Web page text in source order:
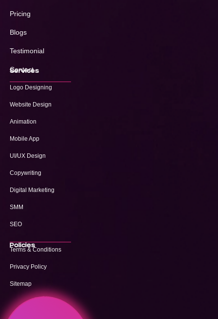
Pricing
Blogs
Testimonial
Contact
Services
Logo Designing
Website Design
Animation
Mobile App
UI/UX Design
Copywriting
Digital Marketing
SMM
SEO
Policies
Terms & Conditions
Privacy Policy
Sitemap